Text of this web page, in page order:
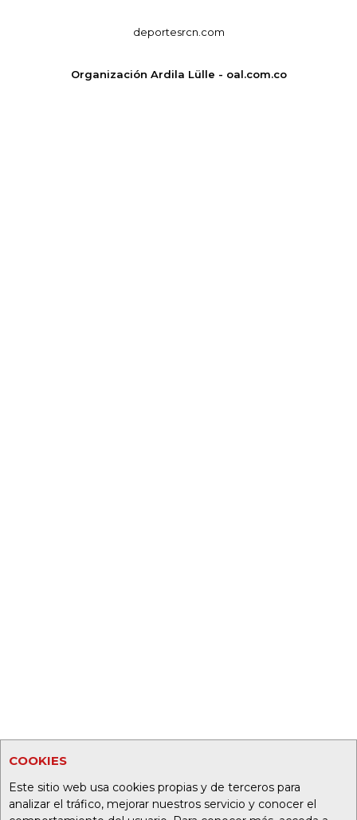
COOKIES
Este sitio web usa cookies propias y de terceros para
analizar el tráfico, mejorar nuestros servicio y conocer el
deportesrcn.com
Organización Ardila Lülle - oal.com.co